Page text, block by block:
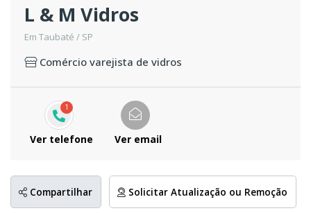
L & M Vidros
Em Taubaté / SP
Comércio varejista de vidros
1
Ver telefone Ver email
Compartilhar Solicitar Atualização ou Remoção